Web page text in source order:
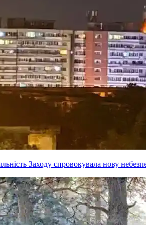
Заходу спровокувала нову